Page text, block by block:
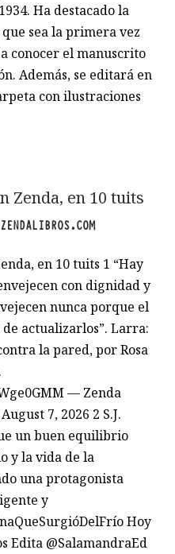
Ha destacado la
sea la primera vez
conocer el manuscrito
Además, se editará en
con ilustraciones
Zenda, en 10 tuits
ZENDALIBROS.COM
en 10 tuits 1 “Hay
con dignidad y
nunca porque el
actualizarlos”. Larra:
la pared, por Rosa
— Zenda
7, 2026 2 S.J.
un buen equilibrio
y la vida de la
una protagonista
y
Hoy
Edita @SalamandraEd